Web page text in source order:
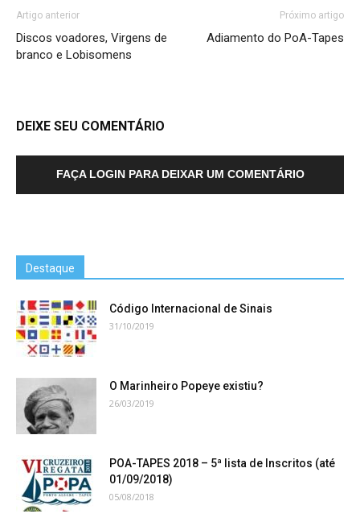
Artigo anterior
Discos voadores, Virgens de
branco e Lobisomens
Próximo artigo
Adiamento do PoA-Tapes
DEIXE SEU COMENTÁRIO
FAÇA LOGIN PARA DEIXAR UM COMENTÁRIO
Destaque
Código Internacional de Sinais
31/10/2019
O Marinheiro Popeye existiu?
26/03/2019
POA-TAPES 2018 – 5ª lista de Inscritos (até
01/09/2018)
05/08/2018